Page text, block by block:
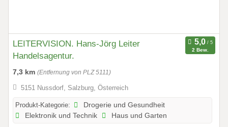
LEITERVISION. Hans-Jörg Leiter
Handelsagentur.
2 Bew.
7,3 km (Entfernung von PLZ 5111)
5151 Nussdorf, Salzburg, Österreich
Produkt-Kategorie:
Drogerie und Gesundheit
Elektronik und Technik
Haus und Garten